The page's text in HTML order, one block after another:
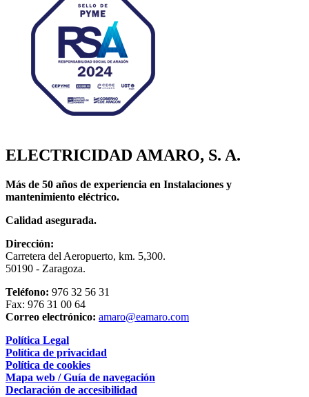
ELECTRICIDAD AMARO, S. A.
Más de 50 años de experiencia en Instalaciones y
mantenimiento eléctrico.
Calidad asegurada.
Dirección:
Carretera del Aeropuerto, km. 5,300.
50190 - Zaragoza.
Teléfono: 976 32 56 31
Fax: 976 31 00 64
Correo electrónico: amaro@eamaro.com
Política Legal
Política de privacidad
Política de cookies
Mapa web / Guía de navegación
Declaración de accesibilidad